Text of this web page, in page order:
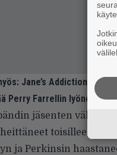
Jane’s Addictionin
Perry Farrellin lyöneen
jäsenten
toisilleen
ja Perkinsin